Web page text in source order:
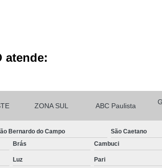
Micropigmentação
Micropigmentação de Barba São
Micropigmentação Fio a Fio Barba
Micropigmentação na Barba ABC
atende:
ZONA SUL ABC Paulista
Bernardo do Campo São Caetano
Brás Cambuci
Luz Pari